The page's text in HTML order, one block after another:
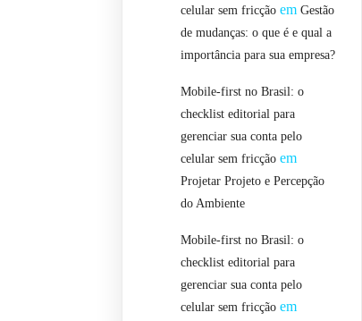
celular sem fricção emGestão
de mudanças: o que é e qual a
importância para sua empresa?
Mobile-first no Brasil: o
checklist editorial para
gerenciar sua conta pelo
celular sem fricção em
Projetar Projeto e Percepção
do Ambiente
Mobile-first no Brasil: o
checklist editorial para
gerenciar sua conta pelo
celular sem fricção em